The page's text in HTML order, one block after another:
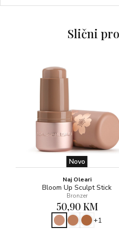
Slični
Novo
Naj Oleari
Bloom Up Sculpt Stick
Bronzer
50,90 KM
+1